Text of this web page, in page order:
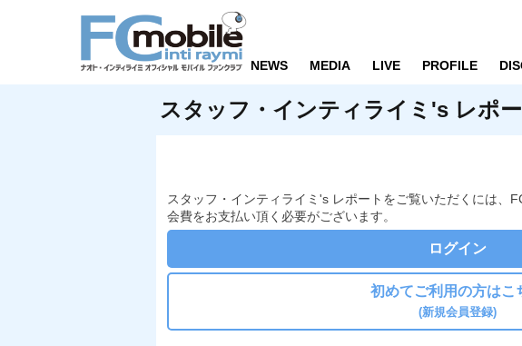
NEWS MEDIA LIVE PROFILE
スタッフ・インティライミ's レポ
スタッフ・インティライミ's レポートをご覧いただくには、
会費をお支払い頂く必要がございます。
ログイン
初めてご利用の方はこ
(新規会員登録)